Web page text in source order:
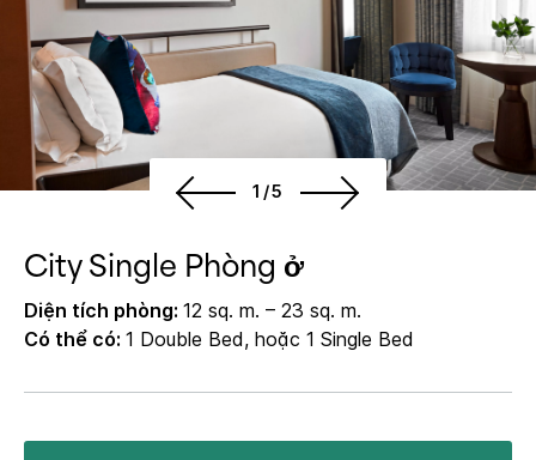
1/5
City Single Phòng ở
Diện tích phòng: 12 sq. m. – 23 sq. m.
Có thể có: 1 Double Bed, hoặc 1 Single Bed